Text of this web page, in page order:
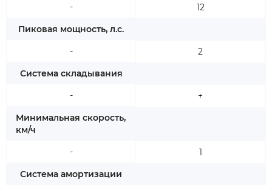
-
Пиковая мощность, л.с.
-
Система складывания
-
Минимальная скорость,
км/ч
-
Система амортизации
12
2
+
1